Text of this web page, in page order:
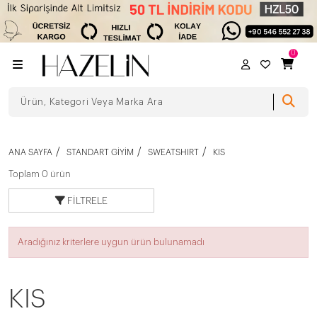
0
ANA SAYFA STANDART GIYIM SWEATSHIRT KIS
Toplam 0 ürün
FILTRELE
Aradığınız kriterlere uygun ürün bulunamadı
KIS